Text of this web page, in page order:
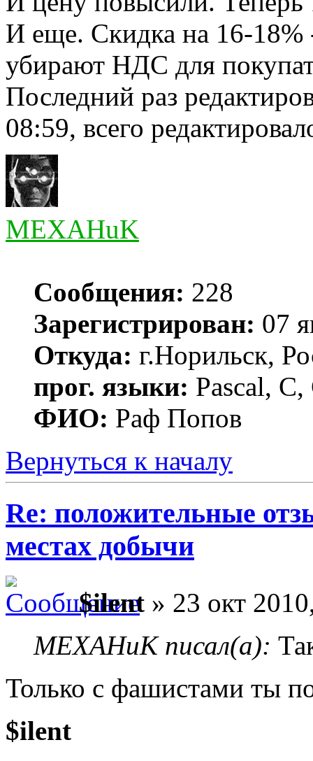
И еще. Скидка на 16-18%
убирают НДС для
Последний раз
08:59, всего
MEXAHuK
Сообщения: 228
Зарегистрирован: 07
Откуда: г.Норильск,
прог. языки: Pascal,
ФИО: Раф Попов
Вернуться к началу
Re: положительные
местах добычи
$ilent » 23 окт
MEXAHuK писал(а):
Только с фашистами ты
$ilent